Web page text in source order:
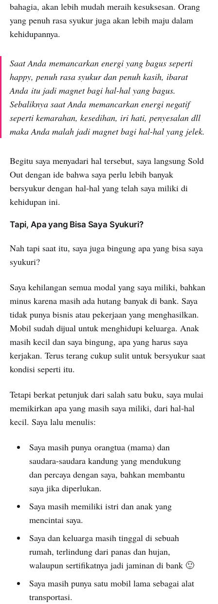
bahagia, akan lebih mudah meraih kesuksesan. Orang
yang penuh rasa syukur juga akan lebih maju dalam
kehidupannya.
Saat Anda memancarkan energi yang bagus seperti
happy, penuh rasa syukur dan penuh kasih, ibarat
Anda itu jadi magnet bagi hal-hal yang bagus.
Sebaliknya saat Anda memancarkan energi negatif
seperti kemarahan, kesedihan, iri hati, penyesalan dll
maka Anda malah jadi magnet bagi hal-hal yang jelek.
Begitu saya menyadari hal tersebut, saya langsung Sold
Out dengan ide bahwa saya perlu lebih banyak
bersyukur dengan hal-hal yang telah saya miliki di
kehidupan ini.
Tapi, Apa yang Bisa Saya Syukuri?
Nah tapi saat itu, saya juga bingung apa yang bisa saya
syukuri?
Saya kehilangan semua modal yang saya miliki, bahkan
minus karena masih ada hutang banyak di bank. Saya
tidak punya bisnis atau pekerjaan yang menghasilkan.
Mobil sudah dijual untuk menghidupi keluarga. Anak
masih kecil dan saya bingung, apa yang harus saya
kerjakan. Terus terang cukup sulit untuk bersyukur saat
kondisi seperti itu.
Tetapi berkat petunjuk dari salah satu buku, saya mulai
memikirkan apa yang masih saya miliki, dari hal-hal
kecil. Saya lalu menulis:
Saya masih punya orangtua (mama) dan
saudara-saudara kandung yang mendukung
dan percaya dengan saya, bahkan membantu
saya jika diperlukan.
Saya masih memiliki istri dan anak yang
mencintai saya.
Saya dan keluarga masih tinggal di sebuah
rumah, terlindung dari panas dan hujan,
walaupun sertifikatnya jadi jaminan di bank 🙂
Saya masih punya satu mobil lama sebagai alat
transportasi.